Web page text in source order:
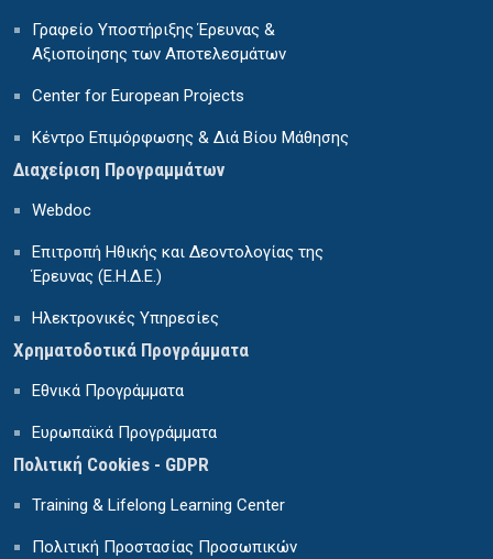
Γραφείο Υποστήριξης Έρευνας &
Αξιοποίησης των Αποτελεσμάτων
Center for European Projects
Κέντρο Επιμόρφωσης & Διά Βίου Μάθησης
Διαχείριση Προγραμμάτων
Webdoc
Επιτροπή Ηθικής και Δεοντολογίας της
Έρευνας (Ε.Η.Δ.Ε.)
Ηλεκτρονικές Υπηρεσίες
Χρηματοδοτικά Προγράμματα
Εθνικά Προγράμματα
Ευρωπαϊκά Προγράμματα
Πολιτική Cookies - GDPR
Training & Lifelong Learning Center
Πολιτική Προστασίας Προσωπικών